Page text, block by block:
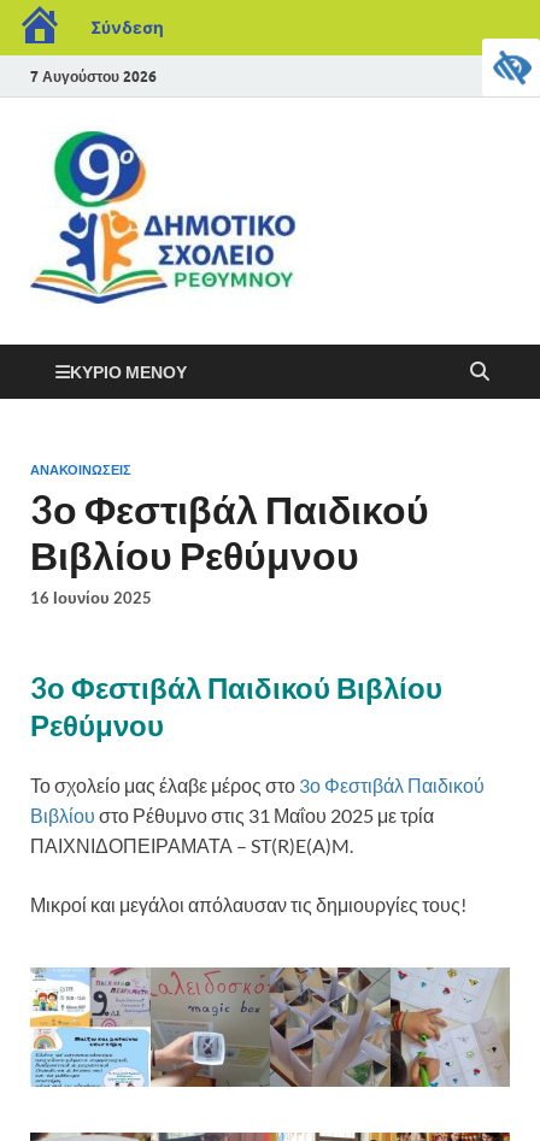
Σύνδεση
7 Αυγούστου 2026
ΚΎΡΙΟ ΜΕΝΟΎ
ΑΝΑΚΟΙΝΏΣΕΙΣ
3ο Φεστιβάλ Παιδικού
Βιβλίου Ρεθύμνου
16 Ιουνίου 2025
3ο Φεστιβάλ Παιδικού Βιβλίου
Ρεθύμνου
Το σχολείο μας έλαβε μέρος στο 3ο Φεστιβάλ Παιδικού
Βιβλίου στο Ρέθυμνο στις 31 Μαΐου 2025 με τρία
ΠΑΙΧΝΙΔΟΠΕΙΡΑΜΑΤΑ – ST(R)E(A)M.
Μικροί και μεγάλοι απόλαυσαν τις δημιουργίες τους!